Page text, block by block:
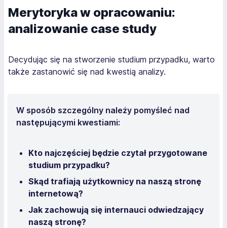
Merytoryka w opracowaniu:
analizowanie case study
Decydując się na stworzenie studium przypadku, warto
także zastanowić się nad kwestią analizy.
W sposób szczególny należy pomyśleć nad
następującymi kwestiami:
Kto najczęściej będzie czytał przygotowane
studium przypadku?
Skąd trafiają użytkownicy na naszą stronę
internetową?
Jak zachowują się internauci odwiedzający
naszą stronę?